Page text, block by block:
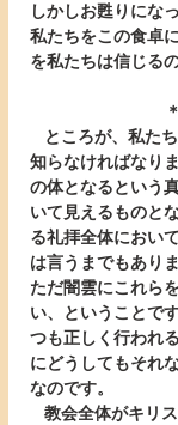
しかしお甦りにな
私たちをこの食卓
を私たちは信じるの
知らなければなり
の体となるという
いて見えるものと
る礼拝全体におい
は言うまでもあり
ただ闇雲にこれら
い、ということで
つも正しく行われ
にどうしてもそれ
なのです。